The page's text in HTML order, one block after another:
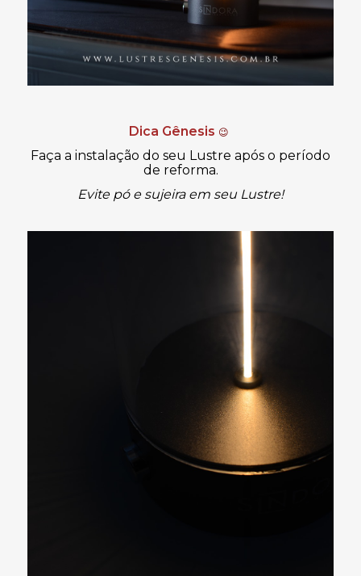
Dica Gênesis 😉
Faça a instalação do seu Lustre após o período
de reforma.
Evite pó e sujeira em seu Lustre!